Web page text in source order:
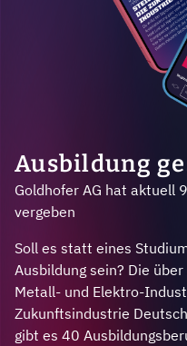
Ausbildung
Goldhofer AG hat aktuell
vergeben
Soll es statt eines
Ausbildung sein? Die
Metall- und Elektro-
Zukunftsindustrie
gibt es 40